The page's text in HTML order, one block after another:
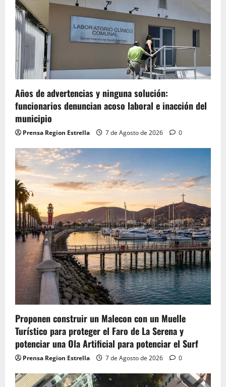
Años de advertencias y ninguna solución:
funcionarios denuncian acoso laboral e inacción del
municipio
Prensa Region Estrella 7 de Agosto de 2026 0
Proponen construir un Malecon con un Muelle
Turístico para proteger el Faro de La Serena y
potenciar una Ola Artificial para potenciar el Surf
Prensa Region Estrella 7 de Agosto de 2026 0